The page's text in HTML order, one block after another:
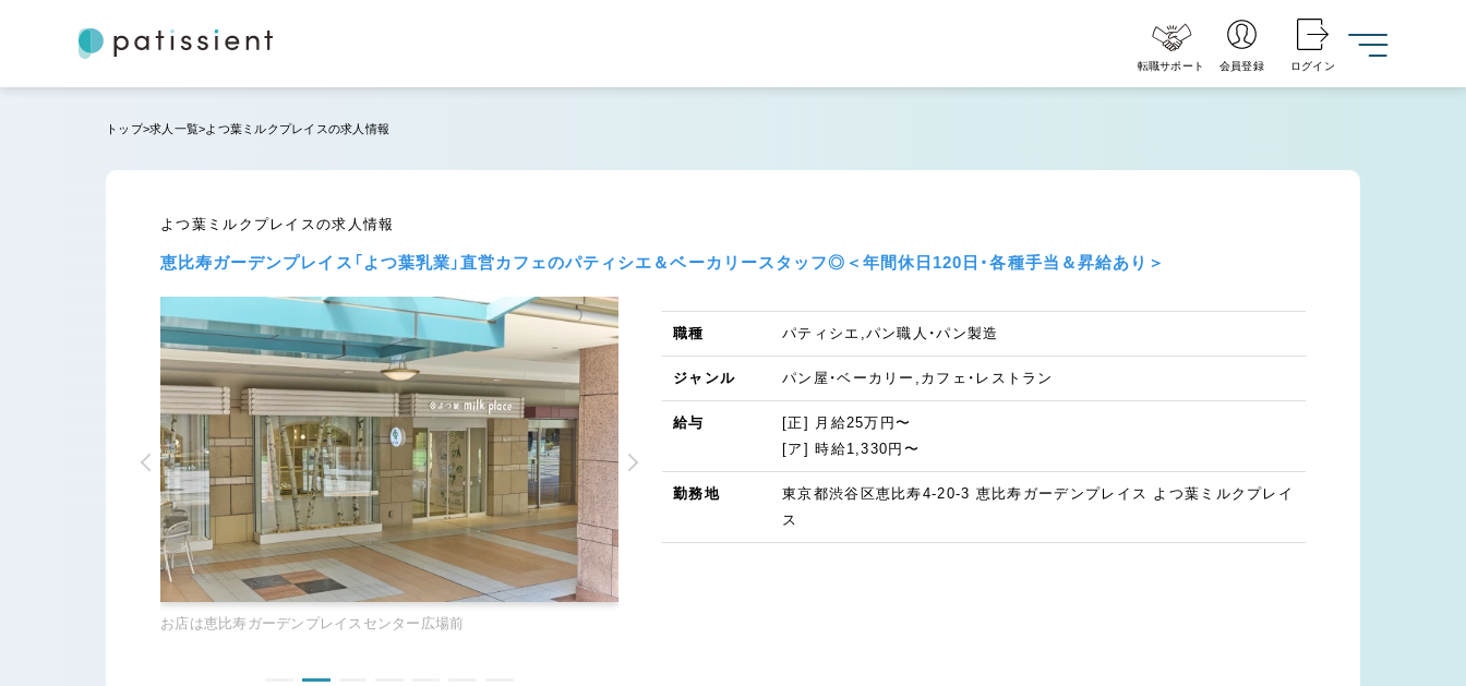
転職サポート 会員登録 ログイン
トップ 求人一覧 よつ葉ミルクプレイスの求人情報
よつ葉ミルクプレイスの求人情報
恵比寿ガーデンプレイス「よつ葉乳業」直営カフェのパティシエ＆ベーカリースタッフ◎＜年間休日120日・各種手当＆昇給あり＞
白を基調としたナチュラルでお洒落な内装です
職種 パティシエ,パン職人・パン製造
ジャンル パン屋・ベーカリー,カフェ・レストラン
給与
[正] 月給25万円〜
[ア] 時給1,330円〜
勤務地
東京都渋谷区恵比寿4-20-3 恵比寿ガーデンプレイス よつ葉ミルクプレイ
ス